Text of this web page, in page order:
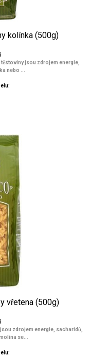
kolínka (500g)
jsou zdrojem energie,
nebo ...
vřetena (500g)
zdrojem energie, sacharidů,
se...